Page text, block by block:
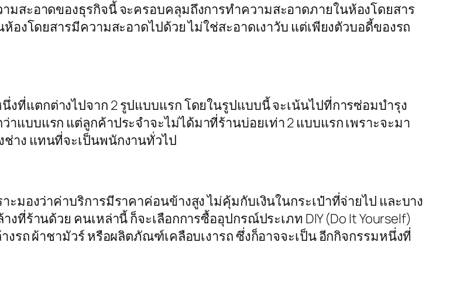
มสะอาดของธุรกิจนี้ จะครอบคลุมถึงการทำความสะอาดภายในห้องโดยสาร
องโดยสารมีความสะอาดไปด้วย ไม่ใช่สะอาดเงาวับ แต่เพียงตัวบอดี้ของรถ
ที่แตกต่างไปจาก 2 รูปแบบแรก โดยในรูปแบบนี้ จะเน้นไปที่การซ่อมบำรุง
แบบแรก แต่ลูกค้าประจำจะไม่ได้มาที่ร้านบ่อยเท่า 2 แบบแรก เพราะจะมา
าง แทนที่จะเป็นพนักงานทั่วไป
มองว่าค่าบริการมีราคาค่อนข้างสูง ไม่คุ้มกับเงินในกระเป๋าที่จ่ายไป และบาง
ที่ร้านด้วย คนเหล่านี้ ก็จะเลือกการซื้ออุปกรณ์ประเภท DIY (Do It Yourself)
รถ ผ้าชามัวร์ หรือผลิตภัณฑ์เคลือบเงารถ ซึ่งก็อาจจะเป็น อีกกิจกรรมหนึ่งที่